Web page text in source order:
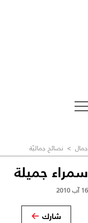
جمال > نصائح جماليّة
سمراء جميلة
16 آب 2010
شارك